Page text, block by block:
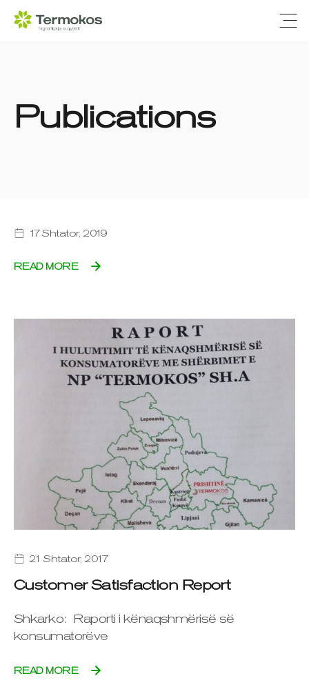
Publications
17 Shtator, 2019
READ MORE
21 Shtator, 2017
Customer Satisfaction Report
Shkarko: Raporti i kënaqshmërisë së
konsumatorëve
READ MORE